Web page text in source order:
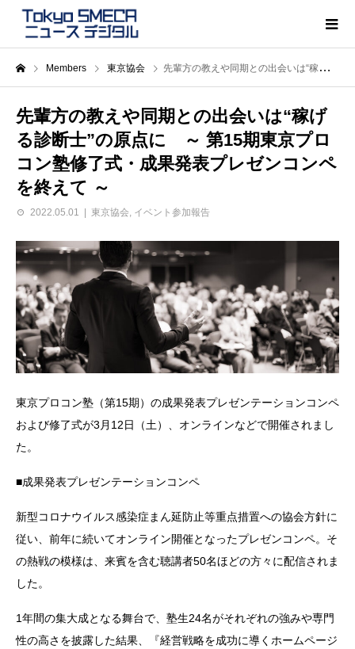
Members 東京協会 先輩方の教えや同期との出会いは“稼げる診断士”の原点に ～ 第15期東京プロコン塾修了式・成果発表プレゼンコンペを終えて ～
先輩方の教えや同期との出会いは“稼げ
る診断士”の原点に ～ 第15期東京プロ
コン塾修了式・成果発表プレゼンコンペ
を終えて ～
2022.05.01 東京協会 イベント参加報告
東京プロコン塾（第15期）の成果発表プレゼンテーションコンペ
および修了式が3月12日（土）、オンラインなどで開催されまし
た。
■成果発表プレゼンテーションコンペ
新型コロナウイルス感染症まん延防止等重点措置への協会方針に
従い、前年に続いてオンライン開催となったプレゼンコンペ。そ
の熱戦の模様は、来賓を含む聴講者50名ほどの方々に配信されま
した。
1年間の集大成となる舞台で、塾生24名がそれぞれの強みや専門
性の高さを披露した結果、『経営戦略を成功に導くホームページ